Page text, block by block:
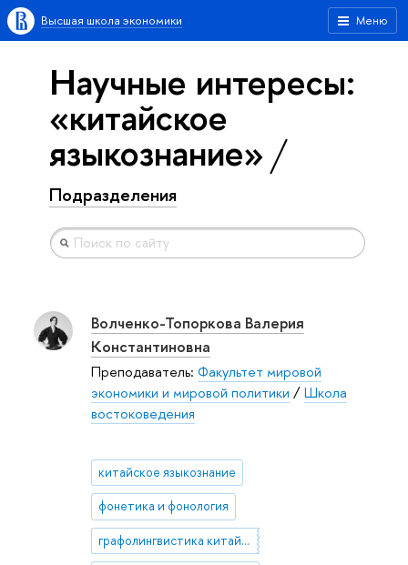
Меню
Высшая школа экономики
Научные интересы:
«китайское
языкознание»
Подразделения
Волченко-Топоркова Валерия
Константиновна
Преподаватель: Факультет мировой
экономики и мировой политики /Школа
востоковедения
китайское языкознание
фонетика и фонология
графолингвистика китайской письменной семьи